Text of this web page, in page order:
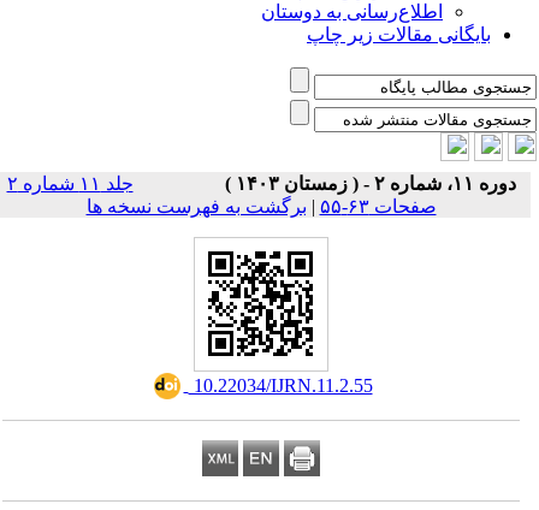
اطلاع‌رسانی به دوستان
بایگانی مقالات زیر چاپ
دوره ۱۱، شماره ۲ - ( زمستان ۱۴۰۳ )
جلد ۱۱ شماره ۲
صفحات ۶۳-۵۵
|برگشت به فهرست نسخه ها
‎ 10.22034/IJRN.11.2.55